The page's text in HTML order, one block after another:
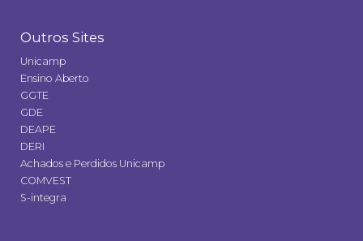
Outros Sites
Unicamp
Ensino Aberto
GGTE
GDE
DEAPE
DERI
Achados e Perdidos Unicamp
COMVEST
S-integra